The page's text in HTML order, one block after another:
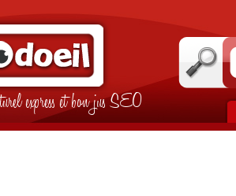
express et bon jus SEO